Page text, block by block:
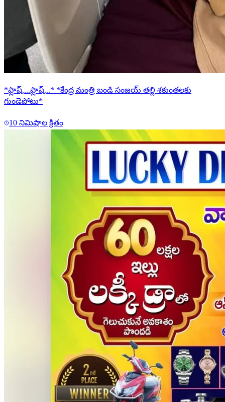
*ఫ్లాష్....ఫ్లాష్...* *కేంద్ర మంత్రి బండి సంజయ్ తల్లి శకుంతలకు
గుండెపోటు*
10 నిమిషాల క్రితం